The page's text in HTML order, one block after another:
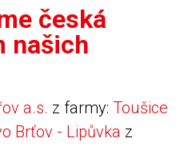
česká
našich
a.s. z farmy: Toušice
Brťov - Lipůvka z